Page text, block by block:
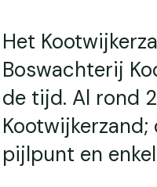
Het
Boswachterij
de tijd. Al rond
pijlpunt en